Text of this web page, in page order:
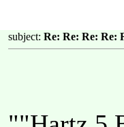
subject: Re: Re: Re: Re: